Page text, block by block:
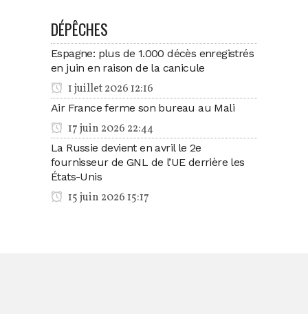
DÉPÊCHES
Espagne: plus de 1.000 décès enregistrés
en juin en raison de la canicule
1 juillet 2026 12:16
Air France ferme son bureau au Mali
17 juin 2026 22:44
La Russie devient en avril le 2e
fournisseur de GNL de l’UE derrière les
États-Unis
15 juin 2026 15:17